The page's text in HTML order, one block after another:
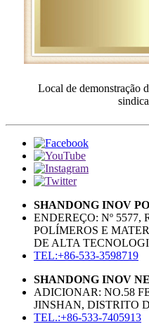
Local de demonstração
SHANDONG INOV
ENDEREÇO: Nº
POLÍMEROS E
DE ALTA
TEL:+86-533-3598719
SHANDONG INOV
ADICIONAR: NO.58
JINSHAN, DISTRITO
TEL.:+86-533-7405913